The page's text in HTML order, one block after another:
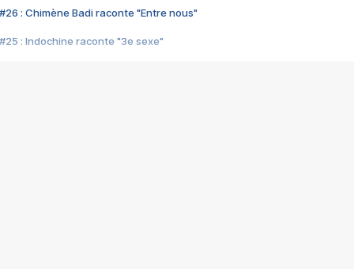
#26 : Chimène Badi raconte "Entre nous"
#25 : Indochine raconte "3e sexe"